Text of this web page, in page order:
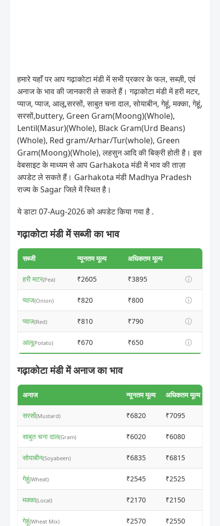
हमारे यहाँ पर आप गढ़ाकोटा मंडी में सभी प्रकार के फल, सब्ज़ी, एवं
अनाज के भाव की जानकारी ले सकते हैं। गढ़ाकोटा मंडी में हरी मटर,
प्याज, प्याज, आलू,सरसों, साबुत चना दाल, सोयाबीन, गेहूं, मक्का, गेहूं,
सरसों,buttery, Green Gram(Moong)(Whole),
Lentil(Masur)(Whole), Black Gram(Urd Beans)
(Whole), Red gram/Arhar/Tur(whole), Green
Gram(Moong)(Whole), लहसुन आदि की बिक्री होती है। इस
वेबसाइट के माध्यम से आप Garhakota मंडी में भाव की ताज़ा
अपडेट ले सकते हैं। Garhakota मंडी Madhya Pradesh
राज्य के Sagar जिले में स्थित है।
ये डाटा 07-Aug-2026 को अपडेट किया गया है .
गढ़ाकोटा मंडी में सब्जी का भाव
सब्जी न्यूनतम मूल्य अधिकतम मूल्य
हरी मटर(Pea) ₹2605 ₹3895 ⓘ
प्याज(Onion) ₹820 ₹800 ⓘ
प्याज(Red) ₹810 ₹790 ⓘ
आलू(Potato) ₹670 ₹650 ⓘ
गढ़ाकोटा मंडी में अनाज का भाव
अनाज न्यूनतम मूल्य अधिकतम मूल्य
सरसों(Mustard) ₹6820 ₹7095
साबुत चना दाल(Gram) ₹6020 ₹6080
सोयाबीन(Soyabeen) ₹6835 ₹6815
गेहूं(Wheat) ₹2545 ₹2525
मक्का(Local) ₹2170 ₹2150
गेहूं(Wheat Mix) ₹2570 ₹2550